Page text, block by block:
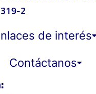
2
de interés
Contáctanos